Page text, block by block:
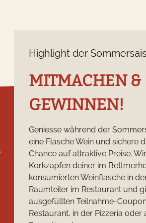
Highlight der
MITMACHEN &
GEWINNEN!
Geniesse während der
eine Flasche Wein und sichere
Chance auf attraktive Preise.
Korkzapfen deiner im
konsumierten Weinflasche in
Raumteiler im Restaurant und
ausgefüllten Teilnahme-
Restaurant, in der Pizzeria oder
Social Media